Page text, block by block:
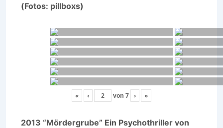
(Fotos: pillboxs)
« ‹ von 7 › »
2013 “Mördergrube” Ein Psychothriller von